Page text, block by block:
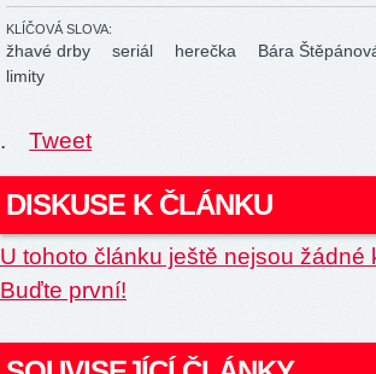
KLÍČOVÁ SLOVA:
žhavé drby seriál herečka Bára
limity
. Tweet
DISKUSE K ČLÁNKU
U tohoto článku ještě nejsou žádné
Buďte první!